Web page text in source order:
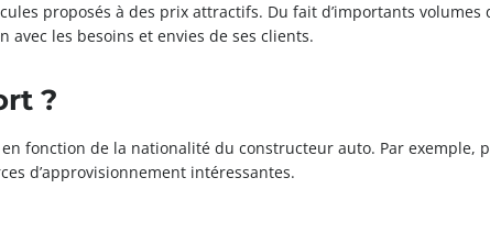
proposés à des prix attractifs. Du fait d’importants volumes
les besoins et envies de ses clients.
?
fonction de la nationalité du constructeur auto. Par exemple,
d’approvisionnement intéressantes.